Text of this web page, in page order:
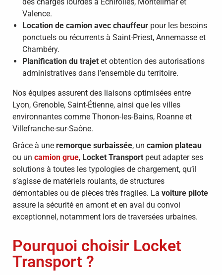
Valence.
Location de camion avec chauffeur pour les besoins
ponctuels ou récurrents à Saint-Priest, Annemasse et
Chambéry.
Planification du trajet et obtention des autorisations
administratives dans l’ensemble du territoire.
Nos équipes assurent des liaisons optimisées entre
Lyon, Grenoble, Saint-Étienne, ainsi que les villes
environnantes comme Thonon-les-Bains, Roanne et
Villefranche-sur-Saône.
Grâce à une remorque surbaissée, un camion plateau
ou un camion grue, Locket Transport peut adapter ses
solutions à toutes les typologies de chargement, qu’il
s’agisse de matériels roulants, de structures
démontables ou de pièces très fragiles. La voiture pilote
assure la sécurité en amont et en aval du convoi
exceptionnel, notamment lors de traversées urbaines.
Pourquoi choisir Locket
Transport ?